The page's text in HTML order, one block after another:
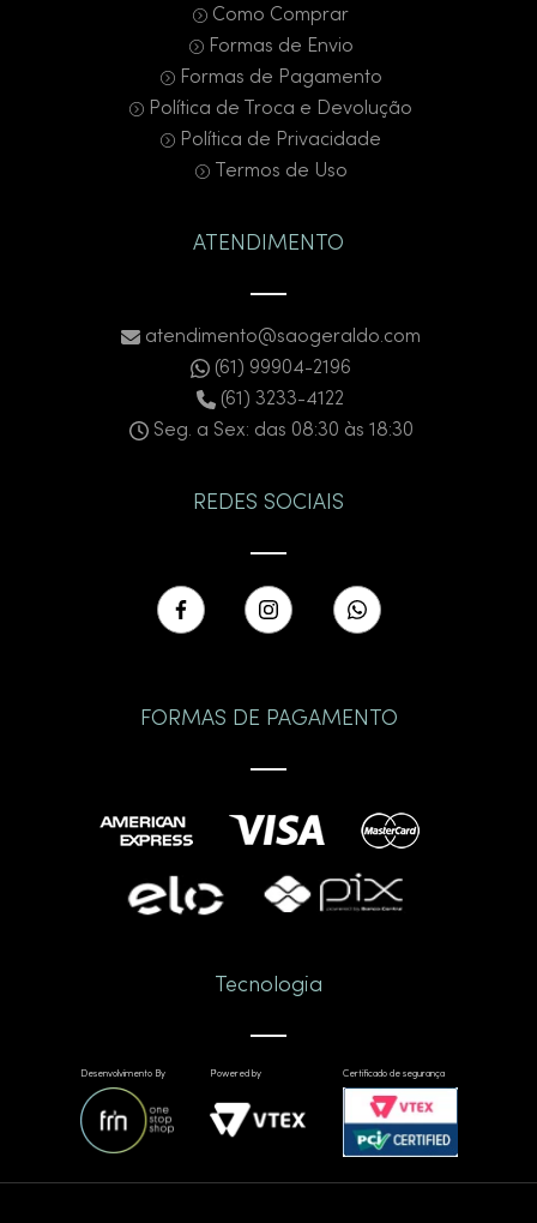
Como Comprar
Formas de Envio
Formas de Pagamento
Política de Troca e Devolução
Política de Privacidade
Termos de Uso
ATENDIMENTO
atendimento@saogeraldo.com
(61) 99904-2196
(61) 3233-4122
Seg. a Sex: das 08:30 às 18:30
REDES SOCIAIS
FORMAS DE PAGAMENTO
Tecnologia
Desenvolvimento By Powered by Certificado de segurança